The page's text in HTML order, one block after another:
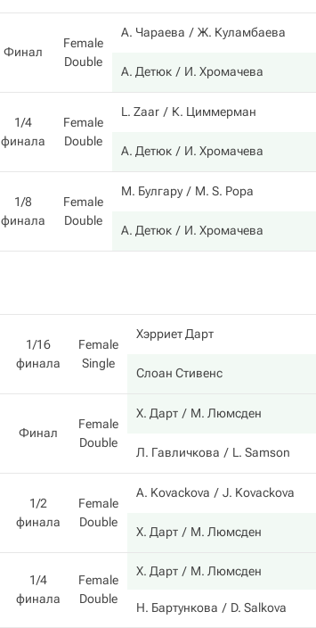
Финал
Female
Double
А. Чараева Ж. Куламбаева
А. Детюк И. Хромачева
1/4
финала
Female
Double
L. Zaar К. Циммерман
А. Детюк И. Хромачева
1/8
финала
Female
Double
М. Булгару M. S. Popa
А. Детюк И. Хромачева
1/16
финала
Female
Single
Хэрриет Дарт
Слоан Стивенс
Финал
Female
Double
Х. Дарт М. Люмсден
Л. Гавличкова L. Samson
1/2
финала
Female
Double
A. Kovackova J. Kovackova
Х. Дарт М. Люмсден
1/4
финала
Female
Double
Х. Дарт М. Люмсден
Н. Бартункова D. Salkova